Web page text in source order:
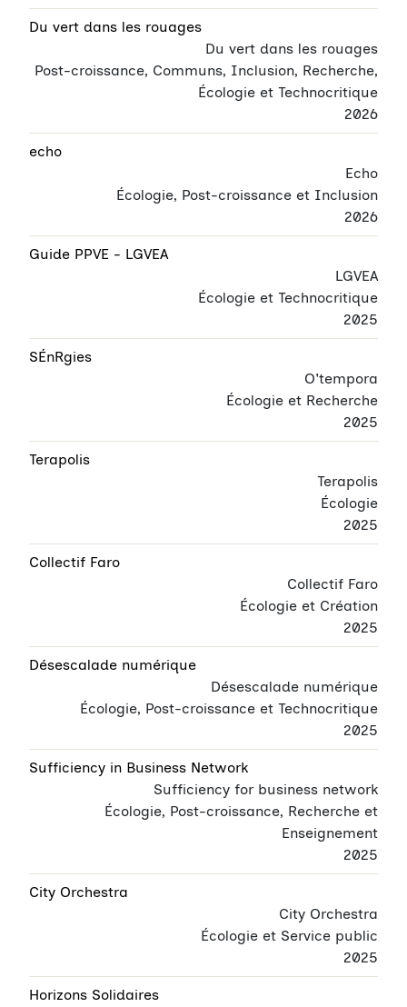
Du vert dans les rouages
Du vert dans les rouages
Post-croissance, Communs, Inclusion, Recherche,
Écologie et Technocritique
2026
echo
Echo
Écologie, Post-croissance et Inclusion
2026
Guide PPVE - LGVEA
LGVEA
Écologie et Technocritique
2025
SÉnRgies
O'tempora
Écologie et Recherche
2025
Terapolis
Terapolis
Écologie
2025
Collectif Faro
Collectif Faro
Écologie et Création
2025
Désescalade numérique
Désescalade numérique
Écologie, Post-croissance et Technocritique
2025
Sufficiency in Business Network
Sufficiency for business network
Écologie, Post-croissance, Recherche et
Enseignement
2025
City Orchestra
City Orchestra
Écologie et Service public
2025
Horizons Solidaires